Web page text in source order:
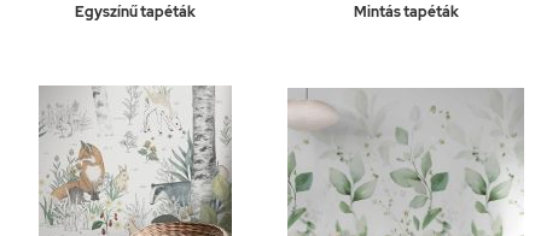
Egyszínű tapéták Mintás tapéták